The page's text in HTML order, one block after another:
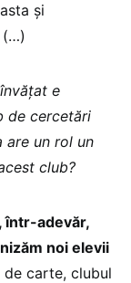
și
(…)
e
de cercetări
are un rol un
club?
într-adevăr,
noi elevii
carte, clubul